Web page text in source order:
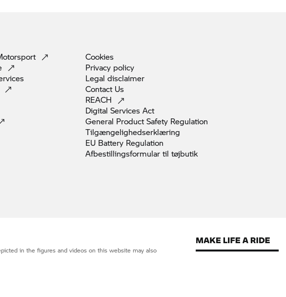
Cookies
Privacy policy
Legal disclaimer
Contact Us
REACH
Digital Services Act
General Product Safety Regulation
Tilgængelighedserklæring
EU Battery Regulation
Afbestillingsformular til tøjbutik
in the figures and videos on this website may also